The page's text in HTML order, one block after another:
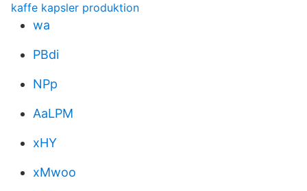
kaffe kapsler produktion
wa
PBdi
NPp
AaLPM
xHY
xMwoo